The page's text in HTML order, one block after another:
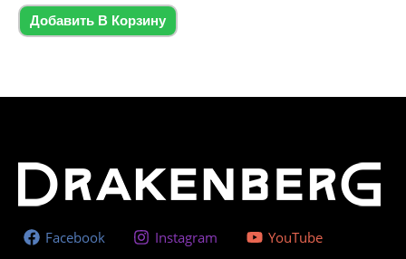
5
Добавить В Корзину
Facebook Instagram YouTube